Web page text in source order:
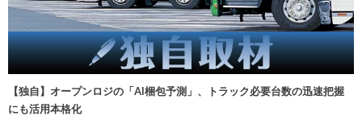
【独自】オープンロジの「AI梱包予測」、トラック必要台数の迅速把握
にも活用本格化